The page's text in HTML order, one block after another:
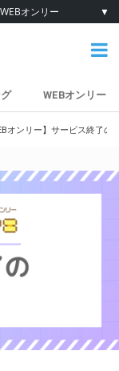
WEBオンリー ▼
WEBオンリー
オンリー】サービス終了の